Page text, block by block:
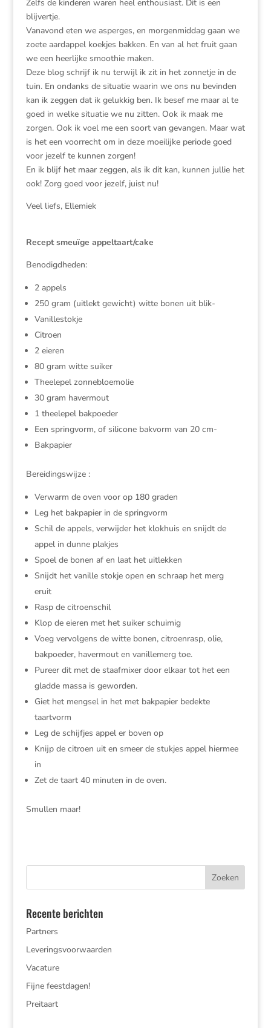
Zelfs de kinderen waren heel enthousiast. Dit is een
blijvertje.
Vanavond eten we asperges, en morgenmiddag gaan we
zoete aardappel koekjes bakken. En van al het fruit gaan
we een heerlijke smoothie maken.
Deze blog schrijf ik nu terwijl ik zit in het zonnetje in de
tuin. En ondanks de situatie waarin we ons nu bevinden
kan ik zeggen dat ik gelukkig ben. Ik besef me maar al te
goed in welke situatie we nu zitten. Ook ik maak me
zorgen. Ook ik voel me een soort van gevangen. Maar wat
is het een voorrecht om in deze moeilijke periode goed
voor jezelf te kunnen zorgen!
En ik blijf het maar zeggen, als ik dit kan, kunnen jullie het
ook! Zorg goed voor jezelf, juist nu!
Veel liefs, Ellemiek
Recept smeuïge appeltaart/cake
Benodigdheden:
2 appels
250 gram (uitlekt gewicht) witte bonen uit blik-
Vanillestokje
Citroen
2 eieren
80 gram witte suiker
Theelepel zonnebloemolie
30 gram havermout
1 theelepel bakpoeder
Een springvorm, of silicone bakvorm van 20 cm-
Bakpapier
Bereidingswijze :
Verwarm de oven voor op 180 graden
Leg het bakpapier in de springvorm
Schil de appels, verwijder het klokhuis en snijdt de
appel in dunne plakjes
Spoel de bonen af en laat het uitlekken
Snijdt het vanille stokje open en schraap het merg
eruit
Rasp de citroenschil
Klop de eieren met het suiker schuimig
Voeg vervolgens de witte bonen, citroenrasp, olie,
bakpoeder, havermout en vanillemerg toe.
Pureer dit met de staafmixer door elkaar tot het een
gladde massa is geworden.
Giet het mengsel in het met bakpapier bedekte
taartvorm
Leg de schijfjes appel er boven op
Knijp de citroen uit en smeer de stukjes appel hiermee
in
Zet de taart 40 minuten in de oven.
Smullen maar!
Recente berichten
Partners
Leveringsvoorwaarden
Vacature
Fijne feestdagen!
Preitaart